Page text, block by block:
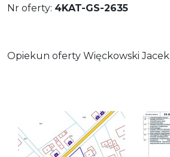
Nr oferty: 4KAT-GS-2635
Opiekun oferty Więckowski Jacek